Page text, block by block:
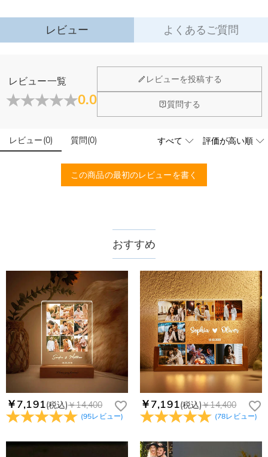
USB電源
幅(cm):20 cm
レビュー よくあるご質問
レビュー一覧
0.0
レビューを投稿する
質問する
レビュー(0) 質問(0)
この商品の最初のレビューを書く
ホーム＆雑貨
大量注文の制作は承っておりますか？
はい、対応可能です。ご希望の数量、デザイン、文字内容、ご
いたします。お気軽にお問い合わせください。
ードする画像に要求や制限等はありますか？
商品のベスト効果のために、お写真を選ぶ際に可能な限り最高
配送＆返品について
無料となります。（一部離島や遠方へご発送の場合、中継料が
納期=製作作業時間+配送時間 受注製作品のため、ご入金を確
認してから制作となります。大量生産品ではなく、一つ一つ手
でお作りしており、予定作業時間は商品ページに記載しており
ます。そしてご購入の際にお選び頂いた「配送方法」の選択に
よって、お届け日数が異なります。詳細は配送についてまでご
確認ください。.
商品に納品書などの明細書は同梱されますか？
ません。領収書発行をご希望の場合は、ご注文明細をメールに
てご確認ください。
商品を海外へ直接発送することは可能でしょうか。
はい、対応可能です。海外配送をご希望の場合は、カスタマー
サポートまで詳しい海外配送先情報をお送りください。配送先
の国・地域によって送料が異なります。また、海外配送の際は
受取人様に関税が発生する場合がございます。
返品・交換はできますか？
お客様が商品受け取り後、60日以内の未使用品の返品は可能で
す。受注生産品のため、返品は50%の返品手数料(材料費)が発
生致します。詳細はキャンセル/返品についてまでご確認くだ
さい。.
注文＆支払いについて
注文後に注文の内容を変更できますか？
もし注文確認メールをご確認後、注文内容に間違いでもありま
したら、至急カスタマーサポート【Eメール：
service@drawelry.jp】までご連絡ください。ご連絡頂く時に注
文番号もお送りください。
Drawelryからのメールが届きません。
Drawelryからのメールが届いていない場合、次の可能性が考え
られます。原因①迷惑メールフォルダに移動されている。解決
策：迷惑メールフォルダに届いているDrawelryからのメールを
メールが正しく届くように、迷惑メールフィルターの設定を変
支払方法は何がありますか？
Paypal、ApplePay、GooglePayからお選びいただけます。
おすすめ
￥7,191(税込)￥14,400
(95レビュー)
￥7,191(税込)￥14,400
(78レビュー)